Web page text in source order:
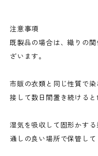
注意事項
既製品の場合は、織りの
ざいます。
市販の衣類と同じ性質で
接して数日間置き続けると
湿気を吸収して固形かす
通しの良い場所で保管して